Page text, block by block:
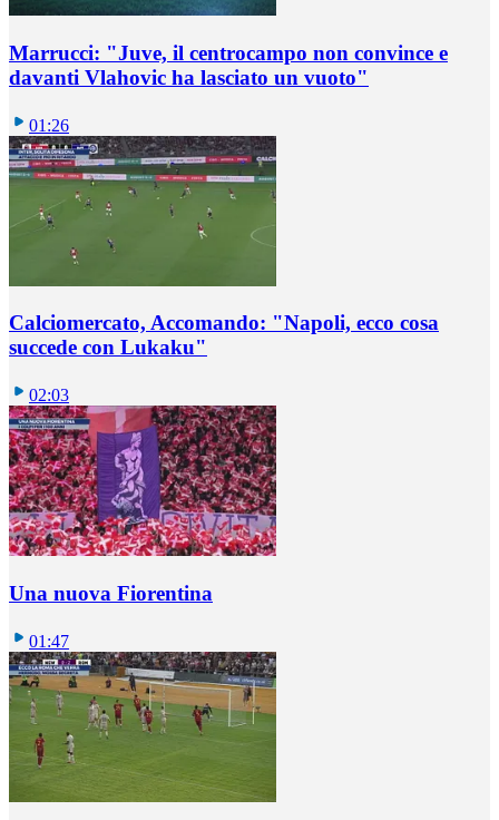
Marrucci: "Juve, il centrocampo non convince e
davanti Vlahovic ha lasciato un vuoto"
01:26
Calciomercato, Accomando: "Napoli, ecco cosa
succede con Lukaku"
02:03
Una nuova Fiorentina
01:47